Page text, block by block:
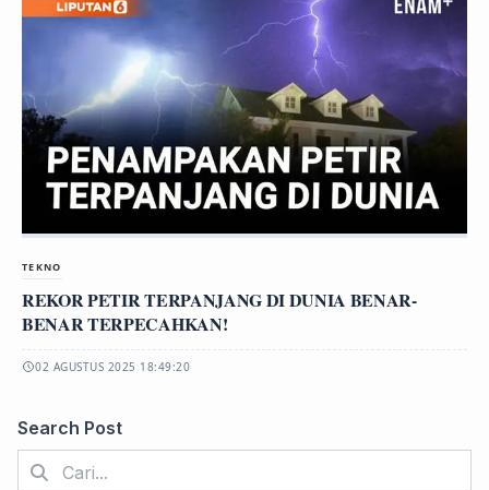
TEKNO
REKOR PETIR TERPANJANG DI DUNIA BENAR-
BENAR TERPECAHKAN!
02 AGUSTUS 2025 18:49:20
Search Post